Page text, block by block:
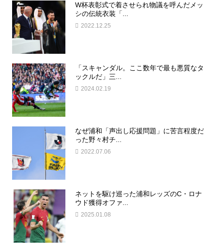
W杯表彰式で着させられ物議を呼んだメッ
シの伝統衣装「...
2022.12.25
「スキャンダル。ここ数年で最も悪質なタ
ックルだ」三...
2024.02.19
なぜ浦和「声出し応援問題」に苦言程度だ
った野々村チ...
2022.07.06
ネットを駆け巡った浦和レッズのC・ロナ
ウド獲得オファ...
2025.01.08